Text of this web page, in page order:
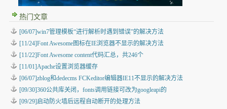
热门文章
[06/07]win7管理模板“进行解析时遇到错误”的解决方法
[11/24]Font Awesome图标在IE浏览器不显示的解决方法
[11/22]Font Awesome content代码汇总，共246个
[11/01]Apache设置浏览器缓存
[06/07]zblog和dedecms FCKeditor编辑器IE11不显示的解决方法
[09/30]360公共库关闭，fonts调用链接可改为googleapi的
[09/29]启动防火墙后远程自动断开的处理方法